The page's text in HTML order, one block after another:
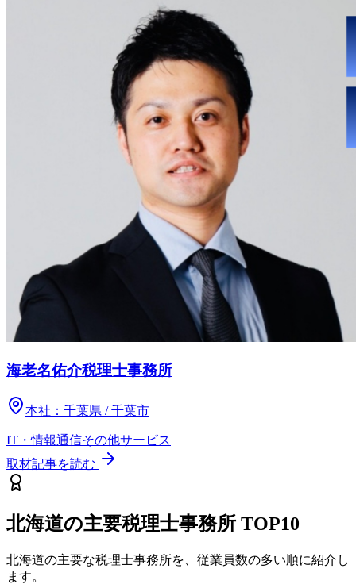
海老名佑介税理士事務所
本社： 千葉県 / 千葉市
IT・情報通信その他サービス
取材記事を読む
北海道の主要税理士事務所 TOP10
北海道の主要な税理士事務所を、従業員数の多い順に紹介し
ます。